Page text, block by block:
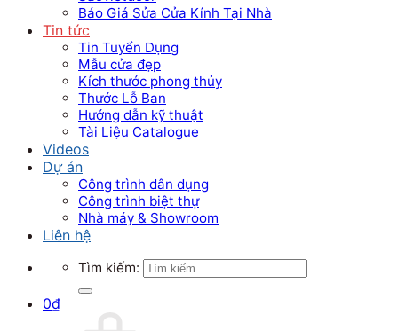
Báo Giá Sửa Cửa Kính Tại Nhà
Tin tức
Tin Tuyển Dụng
Mẫu cửa đẹp
Kích thước phong thủy
Thước Lỗ Ban
Hướng dẫn kỹ thuật
Tài Liệu Catalogue
Videos
Dự án
Công trình dân dụng
Công trình biệt thự
Nhà máy & Showroom
Liên hệ
Tìm kiếm:
0₫